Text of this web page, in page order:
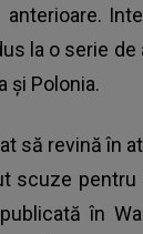
la o serie
și Polonia.
să revină în
scuze pentru
în